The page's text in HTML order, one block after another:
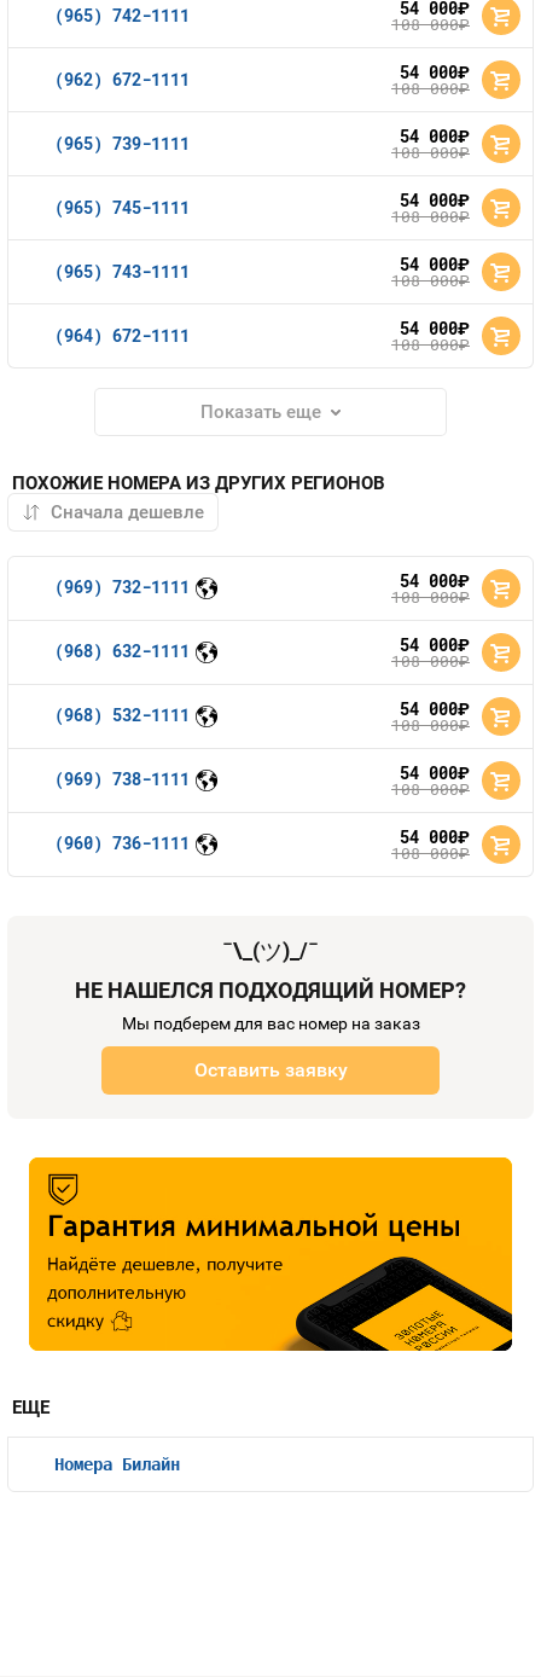
(965) 742-1111 54 000руб.
108 000руб.
(962) 672-1111 54 000руб.
108 000руб.
(965) 739-1111 54 000руб.
108 000руб.
(965) 745-1111 54 000руб.
108 000руб.
(965) 743-1111 54 000руб.
108 000руб.
(964) 672-1111 54 000руб.
108 000руб.
Показать еще
ПОХОЖИЕ НОМЕРА ИЗ ДРУГИХ РЕГИОНОВ
(969) 732-1111 54 000руб.
108 000руб.
(968) 632-1111 54 000руб.
108 000руб.
(968) 532-1111 54 000руб.
108 000руб.
(969) 738-1111 54 000руб.
108 000руб.
(960) 736-1111 54 000руб.
108 000руб.
¯\_(ツ)_/¯
НЕ НАШЕЛСЯ ПОДХОДЯЩИЙ НОМЕР?
Мы подберем для вас номер на заказ
Оставить заявку
ЕЩЕ
Номера Билайн